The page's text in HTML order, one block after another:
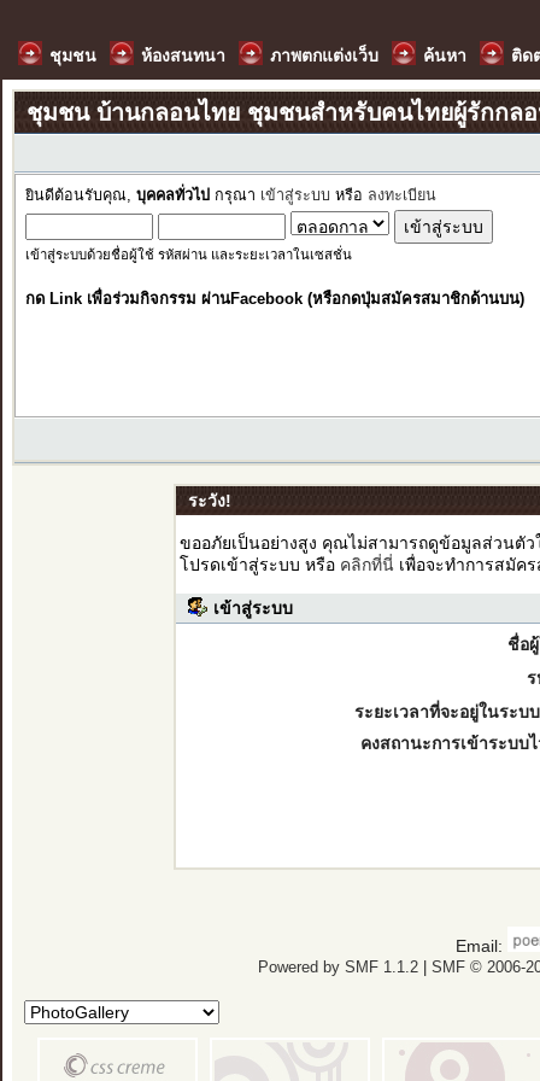
ชุมชน ห้องสนทนา ภาพตกแต่งเว็บ ค้นหา ติด
ชุมชน บ้านกลอนไทย ชุมชนสำหรับคนไทยผู้รักกล
ยินดีต้อนรับคุณ, บุคคลทั่วไป กรุณา เข้าสู่ระบบ หรือ ลงทะเบียน
เข้าสู่ระบบด้วยชื่อผู้ใช้ รหัสผ่าน และระยะเวลาในเซสชั่น
กด Link เพื่อร่วมกิจกรรม ผ่านFacebook (หรือกดปุ่มสมัครสมาชิกด้านบน)
ระวัง!
ขออภัยเป็นอย่างสูง คุณไม่สามารถดูข้อมูลส่วนตั
โปรดเข้าสู่ระบบ หรือ คลิกที่นี่เพื่อจะทำการสมัค
เข้าสู่ระบบ
ชื่อ
ระยะเวลาที่จะอยู่ในระบ
คงสถานะการเข้าระบบ
Email:
Powered by SMF 1.1.2| SMF © 2006-